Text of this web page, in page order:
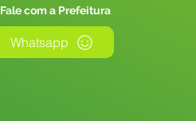
Fale com a Prefeitura
Whatsapp